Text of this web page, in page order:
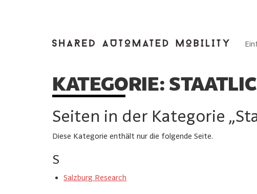
KATEGORIE:
Seiten in der Kategorie
Diese Kategorie enthält nur die folgende Seite.
S
Salzburg Research